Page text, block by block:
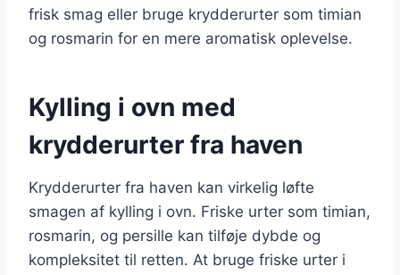
frisk smag eller bruge krydderurter som timian
og rosmarin for en mere aromatisk oplevelse.
Kylling i ovn med
krydderurter fra haven
Krydderurter fra haven kan virkelig løfte
smagen af kylling i ovn. Friske urter som timian,
rosmarin, og persille kan tilføje dybde og
kompleksitet til retten. At bruge friske urter i